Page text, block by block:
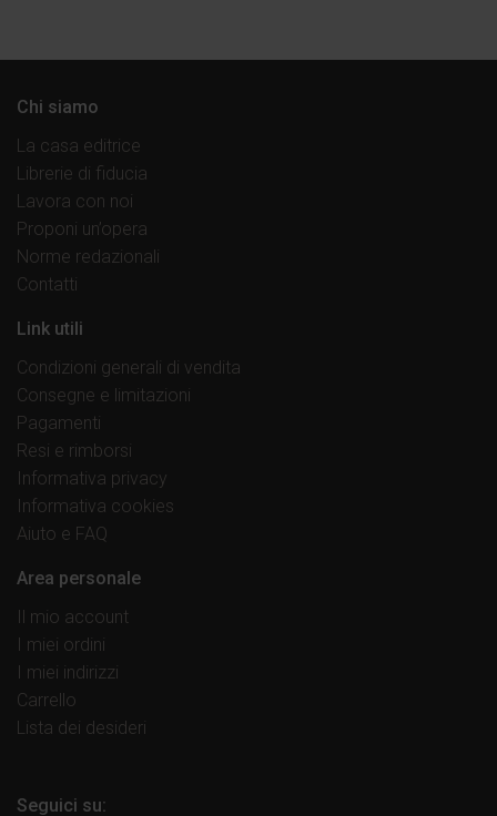
Chi siamo
La casa editrice
Librerie di fiducia
Lavora con noi
Proponi un’opera
Norme redazionali
Contatti
Link utili
Condizioni generali di vendita
Consegne e limitazioni
Pagamenti
Resi e rimborsi
Informativa privacy
Informativa cookies
Aiuto e FAQ
Area personale
Il mio account
I miei ordini
I miei indirizzi
Carrello
Lista dei desideri
Seguici su: